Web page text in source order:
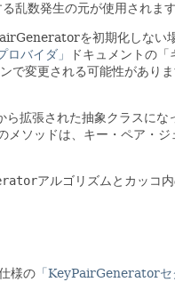
乱数発生の元が使用されます
を初期化しない
ロバイダ」 ドキュメントの
で変更される可能性がありま
ら拡張された抽象クラスにな
ソッドは、キー・ペア・
アルゴリズムとカッコ
様の 「KeyPairGeneratorセ